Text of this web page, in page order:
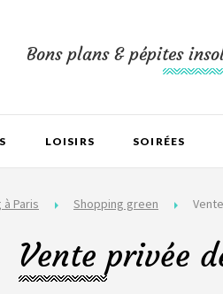
Bons plans & pépites
LOISIRS SOIRÉES
Paris Shopping green
Vente privée